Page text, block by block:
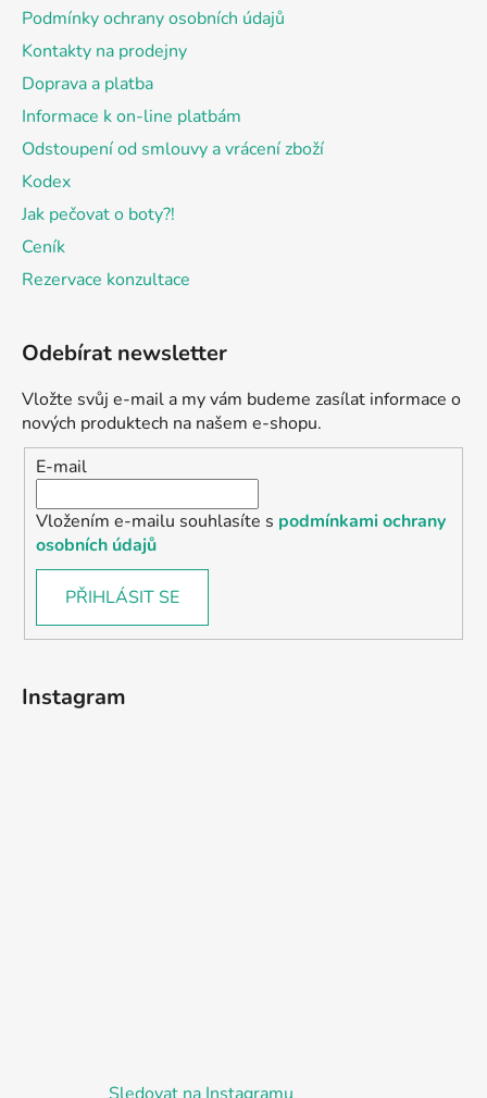
Podmínky ochrany osobních údajů
Kontakty na prodejny
Doprava a platba
Informace k on-line platbám
Odstoupení od smlouvy a vrácení zboží
Kodex
Jak pečovat o boty?!
Ceník
Rezervace konzultace
Odebírat newsletter
Vložte svůj e-mail a my vám budeme zasílat informace o
nových produktech na našem e-shopu.
E-mail
Vložením e-mailu souhlasíte s podmínkami ochrany
osobních údajů
PŘIHLÁSIT SE
Instagram